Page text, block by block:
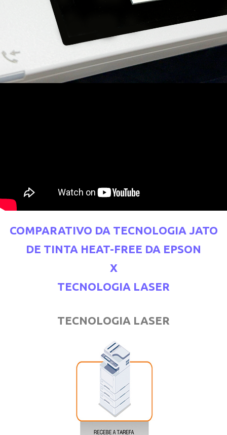
COMPARATIVO DA TECNOLOGIA JATO
DE TINTA HEAT-FREE DA EPSON
X
TECNOLOGIA LASER
TECNOLOGIA LASER